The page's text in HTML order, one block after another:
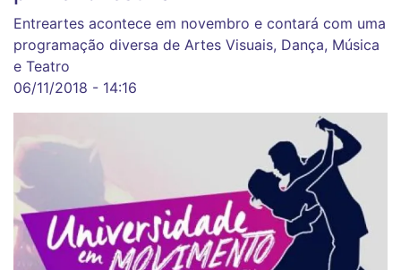
Entreartes acontece em novembro e contará com uma
programação diversa de Artes Visuais, Dança, Música
e Teatro
06/11/2018 - 14:16